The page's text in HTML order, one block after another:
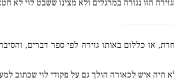
הזו נגזרה במרגלים ולא מצינו ששבט לוי לא
או כללום באותו גזירה לפי ספר דברים,
היה איש לכאורה הולך גם על פקודי לוי שכתוב